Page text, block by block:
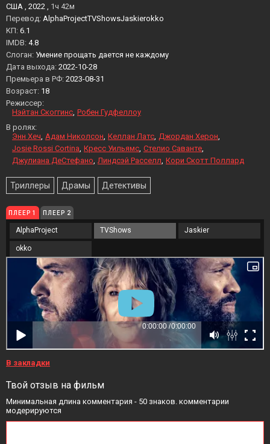
США , 2022 , 1ч 42м
Перевод: AlphaProjectTVShowsJaskierokko
KП: 6.1
IMDB: 4.8
Слоган: Умение прощать дается не каждому
Дата выхода: 2022-10-28
Премьера в РФ: 2023-08-31
Возраст: 18
Режиссер:
Нэйтан Скоггинс Робен Гудфеллоу
В ролях:
Энн Хеч Адам Николсон Келлан Латс Джордан Херон
Josie Rossi Cortina Кресс Уильямс Стелио Саванте
Джулиана ДеСтефано Линдсэй Расселл Кори Скотт Поллард
Триллеры Драмы Детективы
ПЛЕЕР 1 ПЛЕЕР 2
AlphaProject TVShows Jaskier
okko
В закладки
Твой отзыв на фильм
Минимальная длина комментария - 50 знаков. комментарии
модерируются